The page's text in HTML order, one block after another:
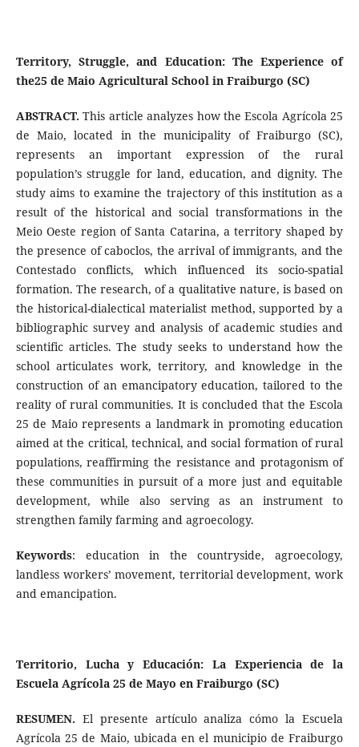
Territory, Struggle, and Education: The Experience of
the25 de Maio Agricultural School in Fraiburgo (SC)
ABSTRACT.This article analyzes how the Escola Agrícola 25
de Maio, located in the municipality of Fraiburgo (SC),
represents an important expression of the rural
population’s struggle for land, education, and dignity. The
study aims to examine the trajectory of this institution as a
result of the historical and social transformations in the
Meio Oeste region of Santa Catarina, a territory shaped by
the presence of caboclos, the arrival of immigrants, and the
Contestado conflicts, which influenced its socio-spatial
formation. The research, of a qualitative nature, is based on
the historical-dialectical materialist method, supported by a
bibliographic survey and analysis of academic studies and
scientific articles. The study seeks to understand how the
school articulates work, territory, and knowledge in the
construction of an emancipatory education, tailored to the
reality of rural communities. It is concluded that the Escola
25 de Maio represents a landmark in promoting education
aimed at the critical, technical, and social formation of rural
populations, reaffirming the resistance and protagonism of
these communities in pursuit of a more just and equitable
development, while also serving as an instrument to
strengthen family farming and agroecology.
Keywords: education in the countryside, agroecology,
landless workers’ movement, territorial development, work
and emancipation.
Territorio, Lucha y Educación: La Experiencia de la
Escuela Agrícola 25 de Mayo en Fraiburgo (SC)
RESUMEN. El presente artículo analiza cómo la Escuela
Agrícola 25 de Maio, ubicada en el municipio de Fraiburgo